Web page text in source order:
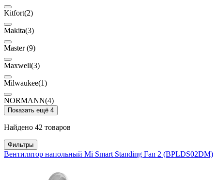
Kitfort(2)
Makita(3)
Master(9)
Maxwell(3)
Milwaukee(1)
NORMANN(4)
Показать ещё 4
Найдено 42 товаров
Фильтры
Вентилятор напольный Mi Smart Standing Fan 2 (BPLDS02DM)